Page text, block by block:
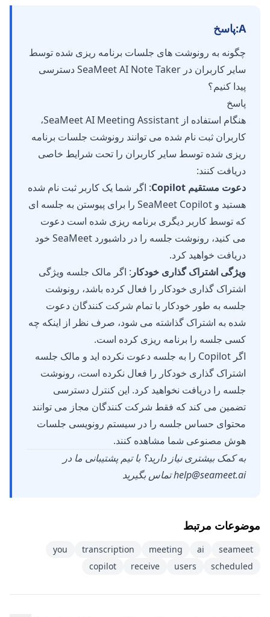
A: پاسخ
چگونه به رونوشت های جلسات برنامه ریزی شده توسط
سایر کاربران در SeaMeet AI Note Taker دسترسی
پیدا کنیم؟
پاسخ
هنگام استفاده از SeaMeet AI Meeting Assistant،
کاربران ثبت نام شده می توانند رونوشت جلسات برنامه
ریزی شده توسط سایر کاربران را تحت شرایط خاصی
دریافت کنند:
دعوت مستقیم Copilot
: اگر شما یک کاربر ثبت نام شده
هستید و SeaMeet Copilot را برای پیوستن به جلسه ای
که توسط کاربر دیگری برنامه ریزی شده است دعوت
می کنید، رونوشت جلسه را در داشبورد SeaMeet خود
دریافت خواهید کرد.
ویژگی اشتراک گذاری خودکار : اگر مالک جلسه ویژگی
اشتراک گذاری خودکار را فعال کرده باشد، رونوشت
جلسه به طور خودکار با تمام شرکت کنندگان دعوت
شده به اشتراک گذاشته می شود، صرف نظر از اینکه چه
کسی جلسه را برنامه ریزی کرده است.
اگر Copilot را به جلسه دعوت نکرده اید و مالک جلسه
اشتراک گذاری خودکار را فعال نکرده است، رونوشت
جلسه را دریافت نخواهید کرد. این کنترل دسترسی
تضمین می کند که فقط شرکت کنندگان مجاز می توانند
محتوای حساس جلسه را در سیستم رونویسی جلسات
هوش مصنوعی شما مشاهده کنند.
به کمک بیشتری نیاز دارید؟ با تیم پشتیبانی ما در
help@seameet.aiتماس بگیرید
موضوعات مرتبط
seameet
ai
meeting
transcription
you
scheduled
users
receive
copilot